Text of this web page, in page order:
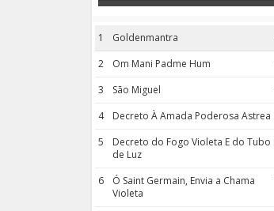
1
Goldenmantra
2
Om Mani Padme Hum
3
São Miguel
4
Decreto À Amada Poderosa Astrea
5
Decreto do Fogo Violeta E do Tubo
de Luz
6
Ó Saint Germain, Envia a Chama
Violeta